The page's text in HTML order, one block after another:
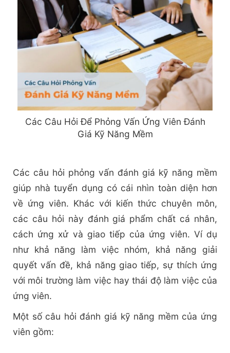
Các Câu Hỏi Để Phỏng Vấn Ứng Viên Đánh
Giá Kỹ Năng Mềm
Các câu hỏi phỏng vấn đánh giá kỹ năng mềm
giúp nhà tuyển dụng có cái nhìn toàn diện hơn
về ứng viên. Khác với kiến thức chuyên môn,
các câu hỏi này đánh giá phẩm chất cá nhân,
cách ứng xử và giao tiếp của ứng viên. Ví dụ
như khả năng làm việc nhóm, khả năng giải
quyết vấn đề, khả năng giao tiếp, sự thích ứng
với môi trường làm việc hay thái độ làm việc của
ứng viên.
Một số câu hỏi đánh giá kỹ năng mềm của ứng
viên gồm: